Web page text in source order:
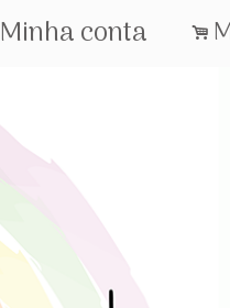
Minha conta .